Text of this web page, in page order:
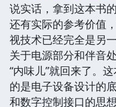
说实话，拿到这本书
还有实际的参考价值
视技术已经完全是另
关于电源部分和伴音
“内味儿”就回来了。
的是电子设备设计的
和数字控制接口的思